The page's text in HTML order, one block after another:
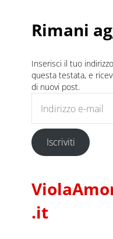
Rimani
Inserisci il tuo
questa testata, e
di nuovi post.
Iscriviti
.it